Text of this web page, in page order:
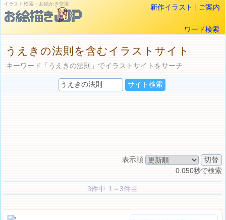
イラスト検索・お絵かき交流 新作イラスト | ご案内
ワード検索
うえきの法則を含むイラストサイト
キーワード「うえきの法則」でイラストサイトをサーチ
表示順
0.050秒で検索
3件中 1～3件目